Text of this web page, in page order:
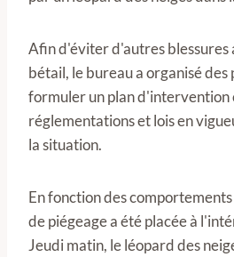
Afin d'éviter d'autres blessures
bétail, le bureau a organisé
formuler un plan d'intervention
réglementations et lois en
la situation.
En fonction des
de piégeage a été placée à
Jeudi matin, le léopard des